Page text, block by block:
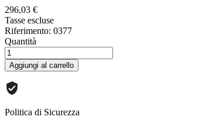
296,03 €
Tasse escluse
Riferimento: 0377
Quantità
Aggiungi al carrello
Politica di Sicurezza